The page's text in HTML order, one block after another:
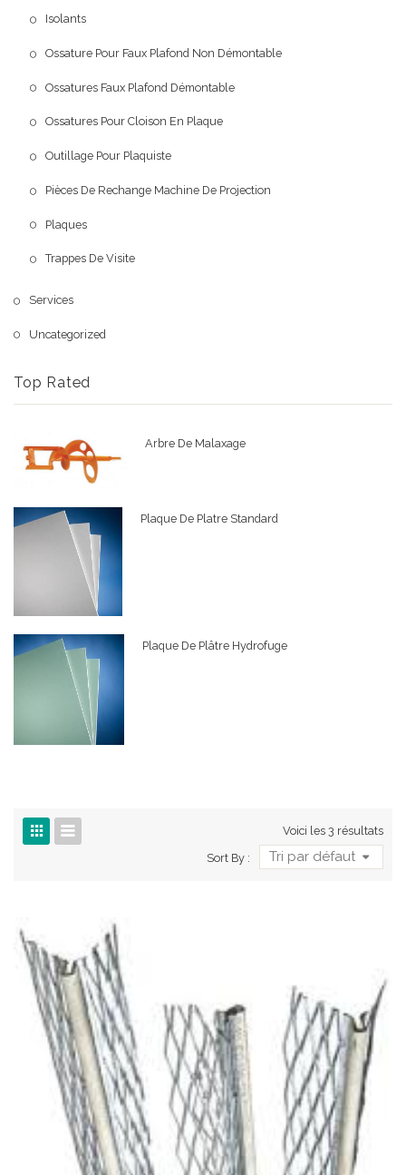
Isolants
Ossature Pour Faux Plafond Non Démontable
Ossatures Faux Plafond Démontable
Ossatures Pour Cloison En Plaque
Outillage Pour Plaquiste
Pièces De Rechange Machine De Projection
Plaques
Trappes De Visite
Services
Uncategorized
Top Rated
Arbre De Malaxage
Plaque De Platre Standard
Plaque De Plâtre Hydrofuge
Voici les 3 résultats
Sort By :
Tri par défaut